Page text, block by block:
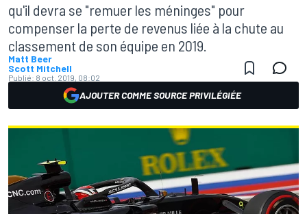
qu'il devra se "remuer les méninges" pour
compenser la perte de revenus liée à la chute au
classement de son équipe en 2019.
Matt Beer
Scott Mitchell
Publié: 8 oct. 2019, 08:02
AJOUTER COMME SOURCE PRIVILÉGIÉE